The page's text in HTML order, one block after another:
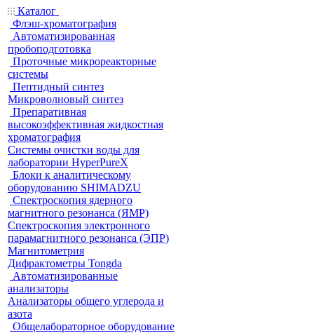
Каталог
Флэш-хроматография
Автоматизированная
пробоподготовка
Проточные микрореакторные
системы
Пептидный синтез
Микроволновый синтез
Препаративная
высокоэффективная жидкостная
хроматография
Системы очистки воды для
лаборатории HyperPureX
Блоки к аналитическому
оборудованию SHIMADZU
Спектроскопия ядерного
магнитного резонанса (ЯМР)
Спектроскопия электронного
парамагнитного резонанса (ЭПР)
Магнитометрия
Дифрактометры Tongda
Автоматизированные
анализаторы
Анализаторы общего углерода и
азота
Общелабораторное оборудование